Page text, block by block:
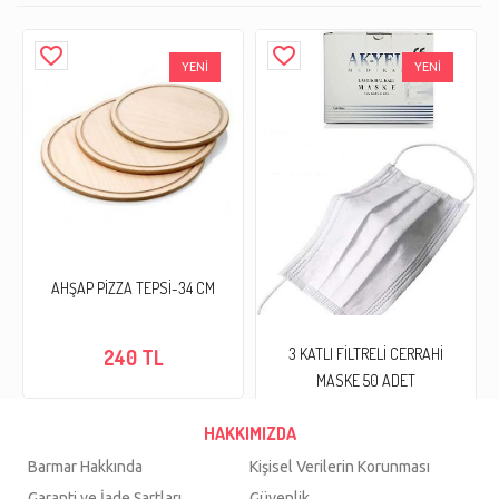
favorite_border YENİ
AHŞAP PİZZA TEPSİ-34 CM
240 TL
favorite_border YENİ
3 KATLI FİLTRELİ CERRAHİ
MASKE 50 ADET
HAKKIMIZDA
Barmar Hakkında
Kişisel Verilerin Korunması